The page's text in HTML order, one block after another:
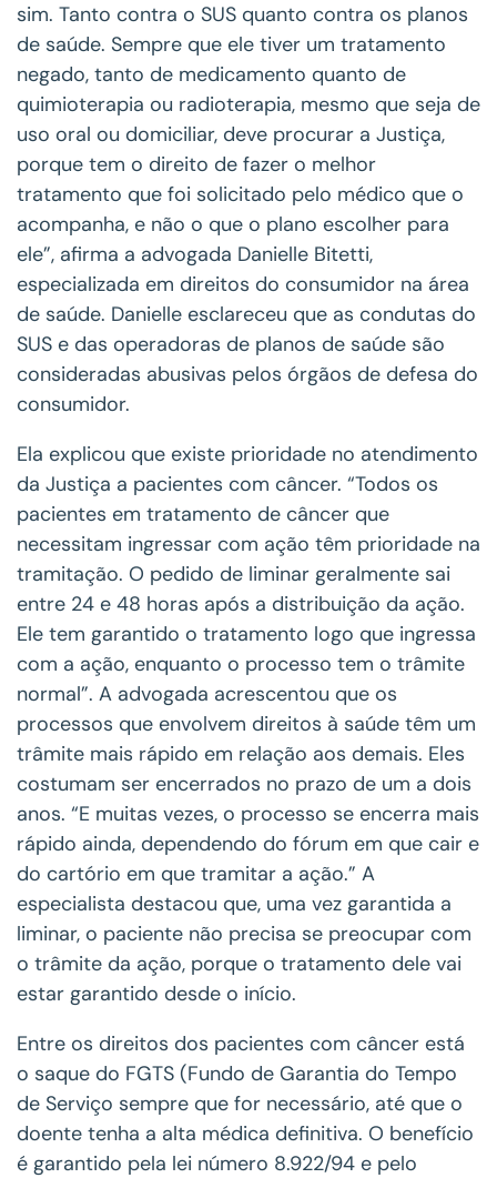
sim. Tanto contra o SUS quanto contra os planos
de saúde. Sempre que ele tiver um tratamento
negado, tanto de medicamento quanto de
quimioterapia ou radioterapia, mesmo que seja de
uso oral ou domiciliar, deve procurar a Justiça,
porque tem o direito de fazer o melhor
tratamento que foi solicitado pelo médico que o
acompanha, e não o que o plano escolher para
ele”, afirma a advogada Danielle Bitetti,
especializada em direitos do consumidor na área
de saúde. Danielle esclareceu que as condutas do
SUS e das operadoras de planos de saúde são
consideradas abusivas pelos órgãos de defesa do
consumidor.
Ela explicou que existe prioridade no atendimento
da Justiça a pacientes com câncer. “Todos os
pacientes em tratamento de câncer que
necessitam ingressar com ação têm prioridade na
tramitação. O pedido de liminar geralmente sai
entre 24 e 48 horas após a distribuição da ação.
Ele tem garantido o tratamento logo que ingressa
com a ação, enquanto o processo tem o trâmite
normal”. A advogada acrescentou que os
processos que envolvem direitos à saúde têm um
trâmite mais rápido em relação aos demais. Eles
costumam ser encerrados no prazo de um a dois
anos. “E muitas vezes, o processo se encerra mais
rápido ainda, dependendo do fórum em que cair e
do cartório em que tramitar a ação.” A
especialista destacou que, uma vez garantida a
liminar, o paciente não precisa se preocupar com
o trâmite da ação, porque o tratamento dele vai
estar garantido desde o início.
Entre os direitos dos pacientes com câncer está
o saque do FGTS (Fundo de Garantia do Tempo
de Serviço sempre que for necessário, até que o
doente tenha a alta médica definitiva. O benefício
é garantido pela lei número 8.922/94 e pelo